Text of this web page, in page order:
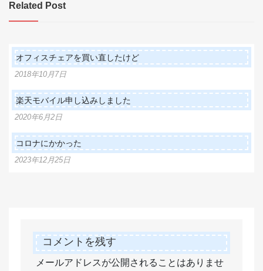
ゲ
ー
シ
ョ
ン
Related Post
オフィスチェアを買い直したけど
2018年10月7日
楽天モバイル申し込みしました
2020年6月2日
コロナにかかった
2023年12月25日
コメントを残す
メールアドレスが公開されることはありませ